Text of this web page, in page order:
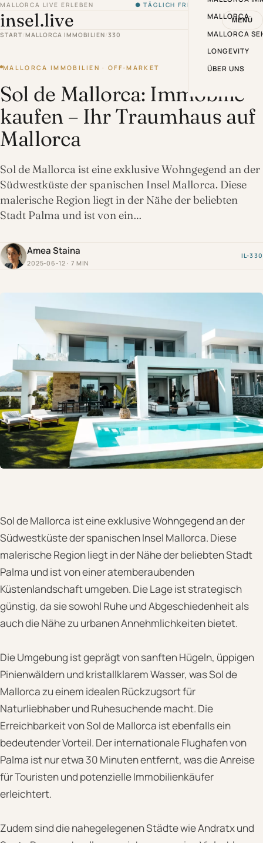
MALLORCA LIVE ERLEBEN ● TÄGLICH FRISCH VON DER INSEL
insel.live MENÜ
MALLORCA
MALLORCA
LONGEVITY
ÜBER UNS
START /MALLORCA IMMOBILIEN 330
MALLORCA IMMOBILIEN · OFF-MARKET
Sol de Mallorca: Immobilie
kaufen – Ihr Traumhaus auf
Mallorca
Sol de Mallorca ist eine exklusive Wohngegend an der
Südwestküste der spanischen Insel Mallorca. Diese
malerische Region liegt in der Nähe der beliebten
Stadt Palma und ist von ein…
Amea Staina
2025-06-12 · 7 MIN
IL-330
Sol de Mallorca ist eine exklusive Wohngegend an der
Südwestküste der spanischen Insel Mallorca. Diese
malerische Region liegt in der Nähe der beliebten Stadt
Palma und ist von einer atemberaubenden
Küstenlandschaft umgeben. Die Lage ist strategisch
günstig, da sie sowohl Ruhe und Abgeschiedenheit als
auch die Nähe zu urbanen Annehmlichkeiten bietet.
Die Umgebung ist geprägt von sanften Hügeln, üppigen
Pinienwäldern und kristallklarem Wasser, was Sol de
Mallorca zu einem idealen Rückzugsort für
Naturliebhaber und Ruhesuchende macht. Die
Erreichbarkeit von Sol de Mallorca ist ebenfalls ein
bedeutender Vorteil. Der internationale Flughafen von
Palma ist nur etwa 30 Minuten entfernt, was die Anreise
für Touristen und potenzielle Immobilienkäufer
erleichtert.
Zudem sind die nahegelegenen Städte wie Andratx und